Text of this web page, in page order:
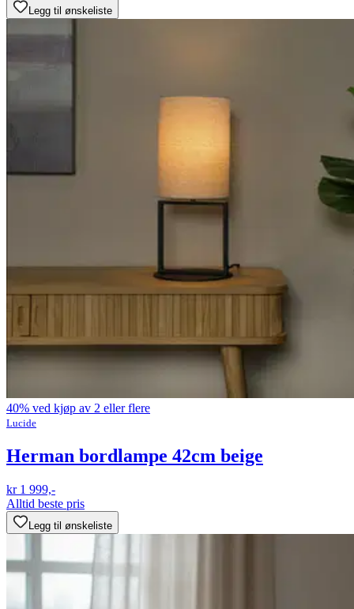
Legg til ønskeliste
40% ved kjøp av 2 eller flere
Lucide
Herman bordlampe 42cm beige
kr 1 999,-
Alltid beste pris
Legg til ønskeliste